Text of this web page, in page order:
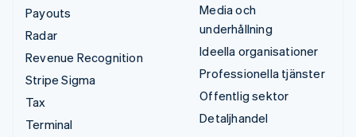
Payouts
Radar
Revenue Recognition
Stripe Sigma
Tax
Terminal
Media och
underhållning
Ideella organisationer
Professionella tjänster
Offentlig sektor
Detaljhandel